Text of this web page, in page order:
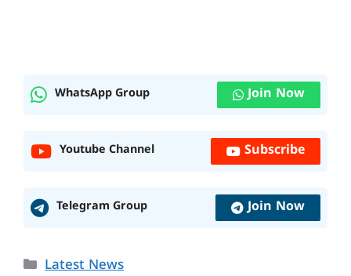
WhatsApp Group Join Now
Youtube Channel Subscribe
Telegram Group Join Now
Categories
Latest News